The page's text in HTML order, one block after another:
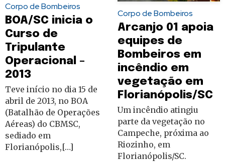
Corpo de Bombeiros
BOA/SC inicia o
Curso de
Tripulante
Operacional –
2013
Teve início no dia 15 de
abril de 2013, no BOA
(Batalhão de Operações
Aéreas) do CBMSC,
sediado em
Florianópolis,[…]
Corpo de Bombeiros
Arcanjo 01 apoia
equipes de
Bombeiros em
incêndio em
vegetação em
Florianópolis/SC
Um incêndio atingiu
parte da vegetação no
Campeche, próxima ao
Riozinho, em
Florianópolis/SC.